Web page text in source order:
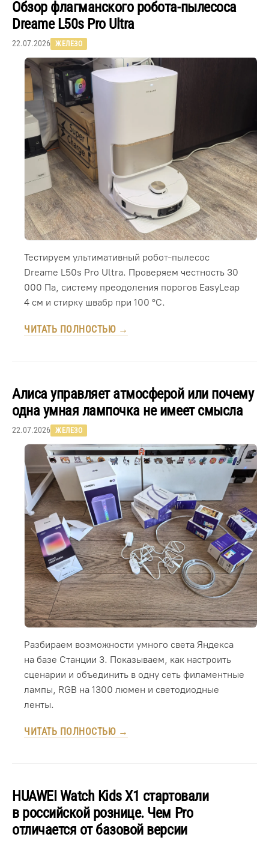
Обзор флагманского робота-пылесоса
Dreame L50s Pro Ultra
22.07.2026 ЖЕЛЕЗО
Тестируем ультимативный робот-пылесос
Dreame L50s Pro Ultra. Проверяем честность 30
000 Па, систему преодоления порогов EasyLeap
4 см и стирку швабр при 100 °C.
ЧИТАТЬ ПОЛНОСТЬЮ →
Алиса управляет атмосферой или почему
одна умная лампочка не имеет смысла
22.07.2026 ЖЕЛЕЗО
Разбираем возможности умного света Яндекса
на базе Станции 3. Показываем, как настроить
сценарии и объединить в одну сеть филаментные
лампы, RGB на 1300 люмен и светодиодные
ленты.
ЧИТАТЬ ПОЛНОСТЬЮ →
HUAWEI Watch Kids X1 стартовали
в российской рознице. Чем Pro
отличается от базовой версии